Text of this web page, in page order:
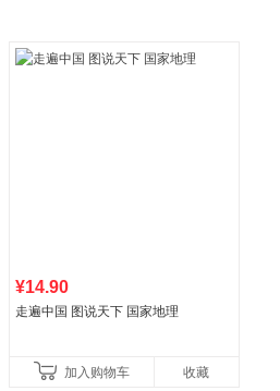
¥14.90
走遍中国 图说天下 国家地理
加入购物车 收藏